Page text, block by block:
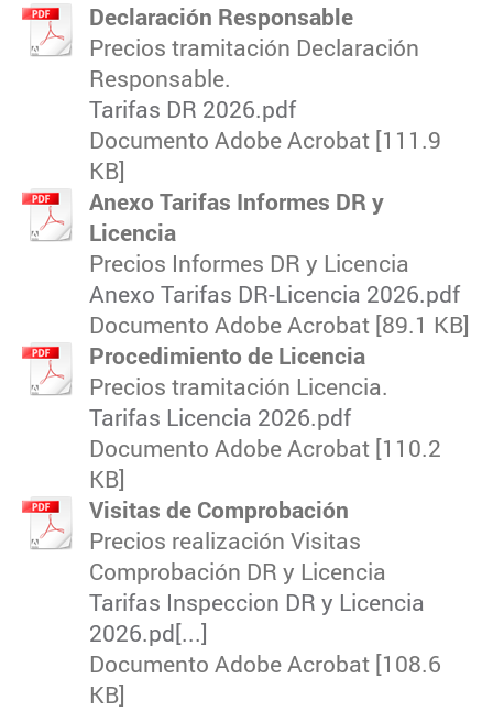
Declaración Responsable
Precios tramitación Declaración
Responsable.
Tarifas DR 2026.pdf
Documento Adobe Acrobat [111.9
KB]
Anexo Tarifas Informes DR y
Licencia
Precios Informes DR y Licencia
Anexo Tarifas DR-Licencia 2026.pdf
Documento Adobe Acrobat [89.1 KB]
Procedimiento de Licencia
Precios tramitación Licencia.
Tarifas Licencia 2026.pdf
Documento Adobe Acrobat [110.2
KB]
Visitas de Comprobación
Precios realización Visitas
Comprobación DR y Licencia
Tarifas Inspeccion DR y Licencia
2026.pd[...]
Documento Adobe Acrobat [108.6
KB]